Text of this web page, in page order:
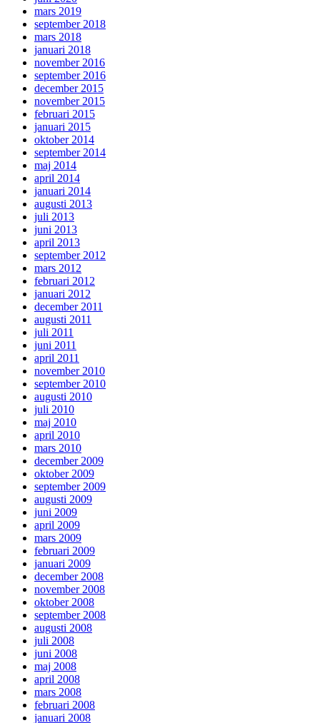
mars 2019
september 2018
mars 2018
januari 2018
november 2016
september 2016
december 2015
november 2015
februari 2015
januari 2015
oktober 2014
september 2014
maj 2014
april 2014
januari 2014
augusti 2013
juli 2013
juni 2013
april 2013
september 2012
mars 2012
februari 2012
januari 2012
december 2011
augusti 2011
juli 2011
juni 2011
april 2011
november 2010
september 2010
augusti 2010
juli 2010
maj 2010
april 2010
mars 2010
december 2009
oktober 2009
september 2009
augusti 2009
juni 2009
april 2009
mars 2009
februari 2009
januari 2009
december 2008
november 2008
oktober 2008
september 2008
augusti 2008
juli 2008
juni 2008
maj 2008
april 2008
mars 2008
februari 2008
januari 2008